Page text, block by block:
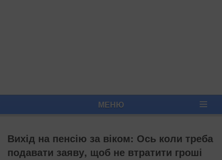
МЕНЮ
Вихід на пенсію за віком: Ось коли треба
подавати заяву, щоб не втратити гроші